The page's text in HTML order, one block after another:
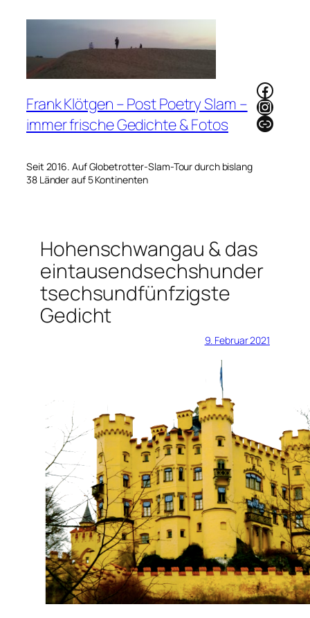
Frank Klötgen – Post Poetry Slam –
immer frische Gedichte & Fotos
Seit 2016. Auf Globetrotter-Slam-Tour durch bislang
38 Länder auf 5 Kontinenten
Link
Hohenschwangau & das
eintausendsechshunder
tsechsundfünfzigste
Gedicht
9. Februar 2021